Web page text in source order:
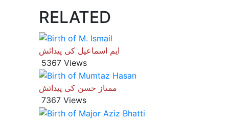
RELATED
ایم اسماعیل کی پیدائش
5367 Views
ممتاز حسن کی پیدائش
7367 Views